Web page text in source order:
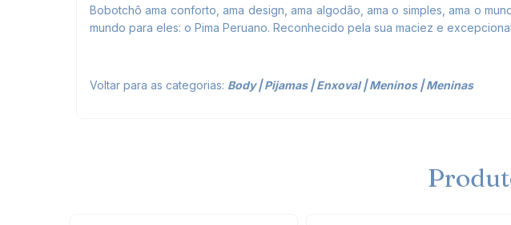
Bobotchô ama conforto, ama design, ama algodão, ama o simples, ama o
mundo para eles: o Pima Peruano. Reconhecido pela sua maciez e
Voltar para as categorias: Body|Pijamas|Enxoval|Meninos|Meninas